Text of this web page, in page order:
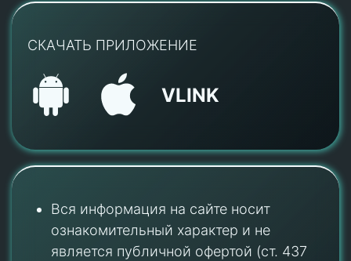
СКАЧАТЬ ПРИЛОЖЕНИЕ
VLINK
Вся информация на сайте носит
ознакомительный характер и не
является публичной офертой (ст. 437